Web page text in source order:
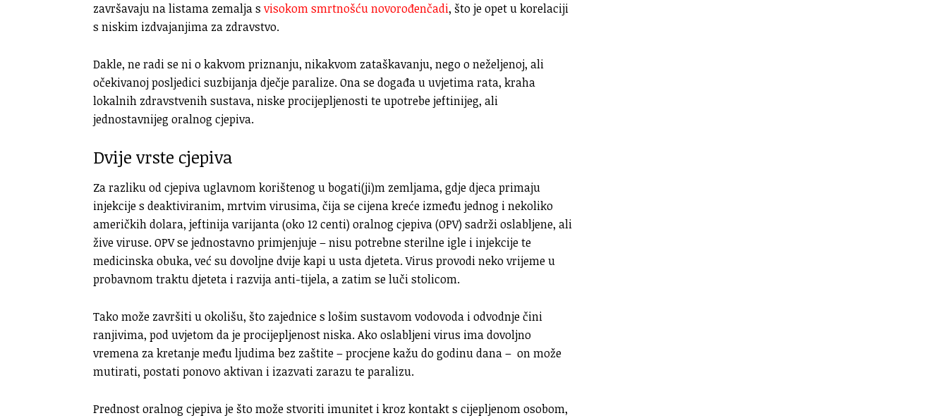
završavaju na listama zemalja s visokom smrtnošću novorođenčadi, što je opet u korelaciji
s niskim izdvajanjima za zdravstvo.
Dakle, ne radi se ni o kakvom priznanju, nikakvom zataškavanju, nego o neželjenoj, ali
očekivanoj posljedici suzbijanja dječje paralize. Ona se događa u uvjetima rata, kraha
lokalnih zdravstvenih sustava, niske procijepljenosti te upotrebe jeftinijeg, ali
jednostavnijeg oralnog cjepiva.
Dvije vrste cjepiva
Za razliku od cjepiva uglavnom korištenog u bogati(ji)m zemljama, gdje djeca primaju
injekcije s deaktiviranim, mrtvim virusima, čija se cijena kreće između jednog i nekoliko
američkih dolara, jeftinija varijanta (oko 12 centi) oralnog cjepiva (OPV) sadrži oslabljene, ali
žive viruse. OPV se jednostavno primjenjuje – nisu potrebne sterilne igle i injekcije te
medicinska obuka, već su dovoljne dvije kapi u usta djeteta. Virus provodi neko vrijeme u
probavnom traktu djeteta i razvija anti-tijela, a zatim se luči stolicom.
Tako može završiti u okolišu, što zajednice s lošim sustavom vodovoda i odvodnje čini
ranjivima, pod uvjetom da je procijepljenost niska. Ako oslabljeni virus ima dovoljno
vremena za kretanje među ljudima bez zaštite – procjene kažu do godinu dana – on može
mutirati, postati ponovo aktivan i izazvati zarazu te paralizu.
Prednost oralnog cjepiva je što može stvoriti imunitet i kroz kontakt s cijepljenom osobom,